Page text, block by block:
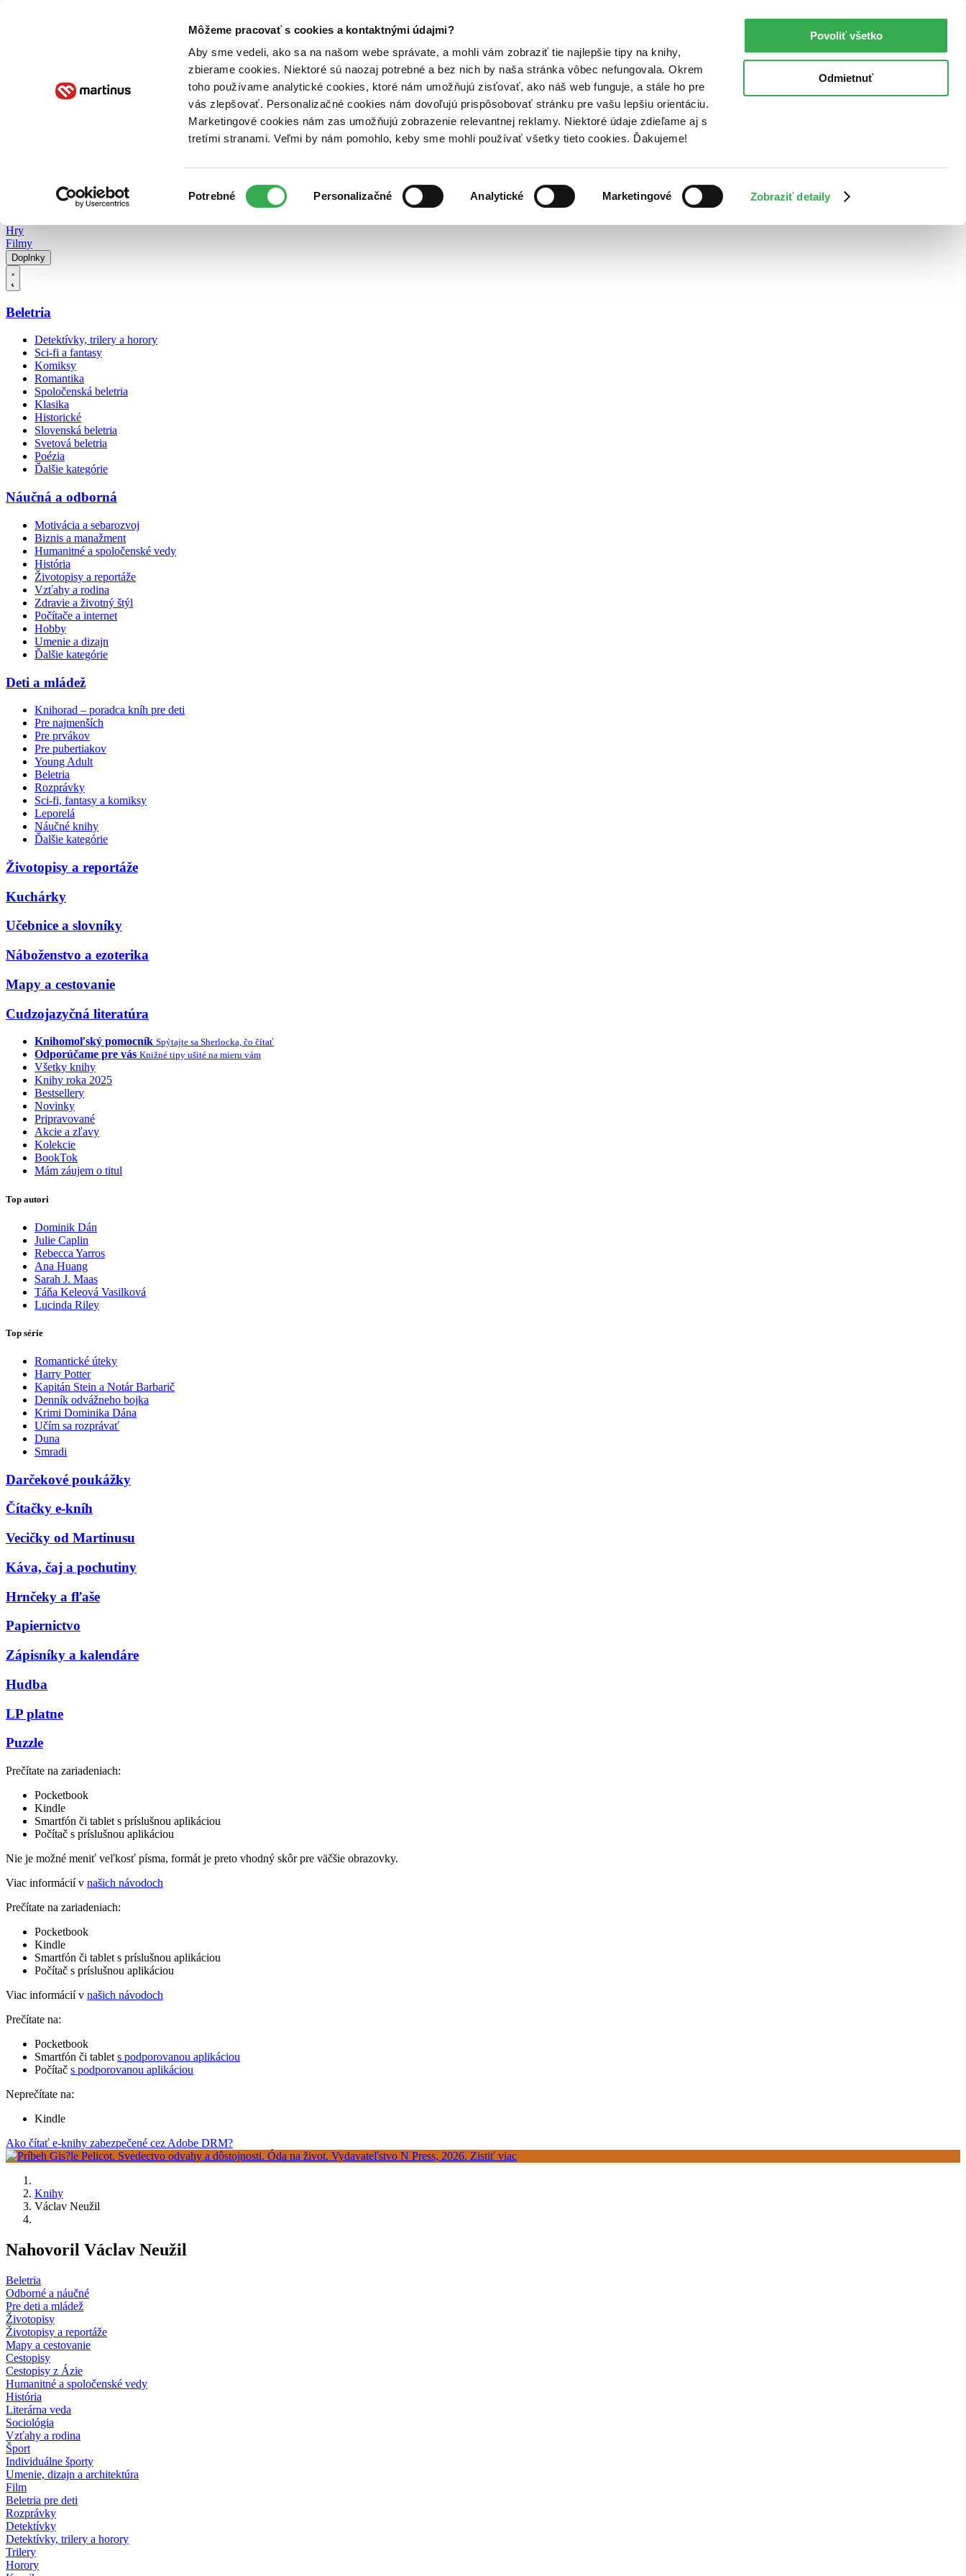
Môžeme pracovať s cookies a kontaktnými údajmi?
Aby sme vedeli, ako sa na našom webe správate, a mohli vám zobraziť tie najlepšie tipy na knihy,
zbierame cookies. Niektoré sú naozaj potrebné a bez nich by naša stránka vôbec nefungovala. Okrem
toho používame analytické cookies, ktoré nám umožňujú zisťovať, ako náš web funguje, a stále ho pre
vás zlepšovať. Personalizačné cookies nám dovoľujú prispôsobovať stránku pre vašu lepšiu orientáciu.
Marketingové cookies nám zas umožňujú zobrazenie relevantnej reklamy. Niektoré údaje zdieľame aj s
tretími stranami. Veľmi by nám pomohlo, keby sme mohli používať všetky tieto cookies. Ďakujeme!
súhlasu
Potrebné Personalizačné Analytické Marketingové Zobraziť detaily
Povoliť všetko
Odmietnuť
Poukážky Kontakt
Hry
Filmy
Doplnky
Beletria
Detektívky, trilery a horory
Sci-fi a fantasy
Komiksy
Romantika
Spoločenská beletria
Klasika
Historické
Slovenská beletria
Svetová beletria
Poézia
Ďalšie kategórie
Náučná a odborná
Motivácia a sebarozvoj
Biznis a manažment
Humanitné a spoločenské vedy
História
Životopisy a reportáže
Vzťahy a rodina
Zdravie a životný štýl
Počítače a internet
Hobby
Umenie a dizajn
Ďalšie kategórie
Deti a mládež
Knihorad – poradca kníh pre deti
Pre najmenších
Pre prvákov
Pre pubertiakov
Young Adult
Beletria
Rozprávky
Sci-fi, fantasy a komiksy
Leporelá
Náučné knihy
Ďalšie kategórie
Životopisy a reportáže
Kuchárky
Učebnice a slovníky
Náboženstvo a ezoterika
Mapy a cestovanie
Cudzojazyčná literatúra
Knihomoľský pomocník Spýtajte sa Sherlocka, čo čítať
Odporúčame pre vás Knižné tipy ušité na mieru vám
Všetky knihy
Knihy roka 2025
Bestsellery
Novinky
Pripravované
Akcie a zľavy
Kolekcie
BookTok
Mám záujem o titul
Top autori
Dominik Dán
Julie Caplin
Rebecca Yarros
Ana Huang
Sarah J. Maas
Táňa Keleová Vasilková
Lucinda Riley
Top série
Romantické úteky
Harry Potter
Kapitán Stein a Notár Barbarič
Denník odvážneho bojka
Krimi Dominika Dána
Učím sa rozprávať
Duna
Smradi
Darčekové poukážky
Čítačky e-kníh
Vecičky od Martinusu
Káva, čaj a pochutiny
Hrnčeky a fľaše
Papiernictvo
Zápisníky a kalendáre
Hudba
LP platne
Puzzle
Prečítate na zariadeniach:
Pocketbook
Kindle
Smartfón či tablet s príslušnou aplikáciou
Počítač s príslušnou aplikáciou
Nie je možné meniť veľkosť písma, formát je preto vhodný skôr pre väčšie obrazovky.
Viac informácií v našich návodoch
Prečítate na zariadeniach:
Pocketbook
Kindle
Smartfón či tablet s príslušnou aplikáciou
Počítač s príslušnou aplikáciou
Viac informácií v našich návodoch
Prečítate na:
Pocketbook
Smartfón či tablet s podporovanou aplikáciou
Počítač s podporovanou aplikáciou
Neprečítate na:
Kindle
Ako čítať e-knihy zabezpečené cez Adobe DRM?
Knihy
Václav Neužil
Nahovoril Václav Neužil
Beletria
Odborné a náučné
Pre deti a mládež
Životopisy
Životopisy a reportáže
Mapy a cestovanie
Cestopisy
Cestopisy z Ázie
Humanitné a spoločenské vedy
História
Literárna veda
Sociológia
Vzťahy a rodina
Šport
Individuálne športy
Umenie, dizajn a architektúra
Film
Beletria pre deti
Rozprávky
Detektívky
Detektívky, trilery a horory
Trilery
Horory